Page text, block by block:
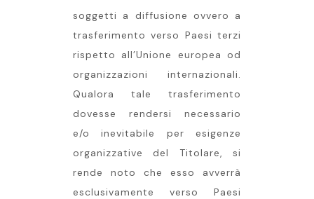
soggetti a diffusione ovvero a
trasferimento verso Paesi terzi
rispetto all’Unione europea od
organizzazioni internazionali.
Qualora tale trasferimento
dovesse rendersi necessario
e/o inevitabile per esigenze
organizzative del Titolare, si
rende noto che esso avverrà
esclusivamente verso Paesi